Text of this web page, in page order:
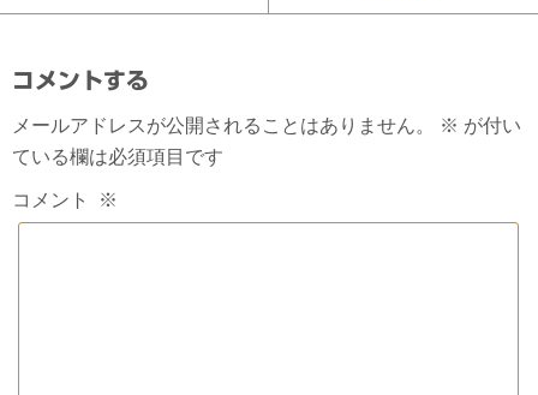
コメントする
メールアドレスが公開されることはありません。 ※ が付い
ている欄は必須項目です
コメント ※